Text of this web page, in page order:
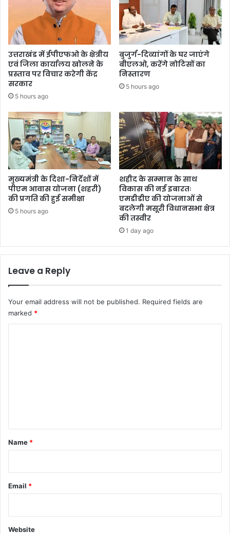
उत्तराखंड में ईपीएफओ के क्षेत्रीय
एवं जिला कार्यालय खोलने के
प्रस्ताव पर विचार करेगी केंद्र
सरकार
5 hours ago
बुजुर्ग-दिव्यांगों के घर जाएंगे
बीएलओ, करेंगे नोटिसों का
निस्तारण
5 hours ago
मुख्यमंत्री के दिशा-निर्देशों में
पीएम आवास योजना (शहरी)
की प्रगति की हुई समीक्षा
5 hours ago
शहीद के सम्मान के साथ
विकास की नई इबारतः
एमडीडीए की योजनाओं से
बदलेगी मसूरी विधानसभा क्षेत्र
की तस्वीर
1 day ago
Leave a Reply
Your email address will not be published. Required fields are
marked *
*
Name *
Email *
Website